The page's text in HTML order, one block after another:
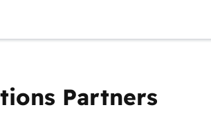
Partners